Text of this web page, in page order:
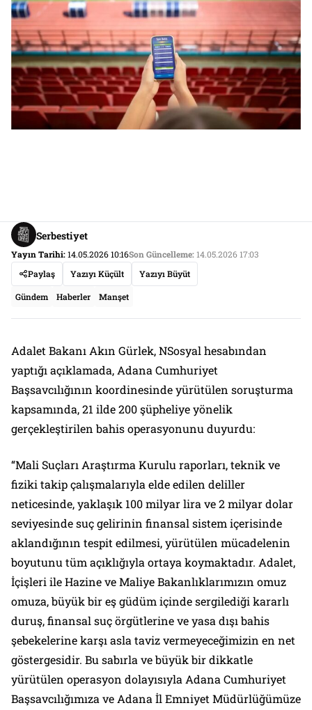
Serbestiyet
Yayın Tarihi:14.05.2026 10:16Son Güncelleme:14.05.2026 17:03
Paylaş
Yazıyı Küçült Yazıyı Büyüt
Gündem Haberler Manşet
Adalet Bakanı Akın Gürlek, NSosyal hesabından
yaptığı açıklamada, Adana Cumhuriyet
Başsavcılığının koordinesinde yürütülen soruşturma
kapsamında, 21 ilde 200 şüpheliye yönelik
gerçekleştirilen bahis operasyonunu duyurdu:
“Mali Suçları Araştırma Kurulu raporları, teknik ve
fiziki takip çalışmalarıyla elde edilen deliller
neticesinde, yaklaşık 100 milyar lira ve 2 milyar dolar
seviyesinde suç gelirinin finansal sistem içerisinde
aklandığının tespit edilmesi, yürütülen mücadelenin
boyutunu tüm açıklığıyla ortaya koymaktadır. Adalet,
İçişleri ile Hazine ve Maliye Bakanlıklarımızın omuz
omuza, büyük bir eş güdüm içinde sergilediği kararlı
duruş, finansal suç örgütlerine ve yasa dışı bahis
şebekelerine karşı asla taviz vermeyeceğimizin en net
göstergesidir. Bu sabırla ve büyük bir dikkatle
yürütülen operasyon dolayısıyla Adana Cumhuriyet
Başsavcılığımıza ve Adana İl Emniyet Müdürlüğümüze